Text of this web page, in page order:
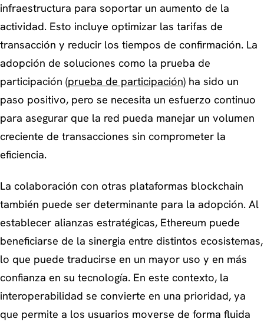
infraestructura para soportar un aumento de la
actividad. Esto incluye optimizar las tarifas de
transacción y reducir los tiempos de confirmación. La
adopción de soluciones como la prueba de
participación (prueba de participación) ha sido un
paso positivo, pero se necesita un esfuerzo continuo
para asegurar que la red pueda manejar un volumen
creciente de transacciones sin comprometer la
eficiencia.
La colaboración con otras plataformas blockchain
también puede ser determinante para la adopción. Al
establecer alianzas estratégicas, Ethereum puede
beneficiarse de la sinergia entre distintos ecosistemas,
lo que puede traducirse en un mayor uso y en más
confianza en su tecnología. En este contexto, la
interoperabilidad se convierte en una prioridad, ya
que permite a los usuarios moverse de forma fluida